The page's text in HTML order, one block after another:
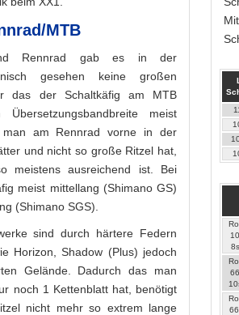
MTB
Rennrad gab es in der
gesehen keine großen
das der Schaltkäfig am MTB
meist
am Rennrad vorne in der
und nicht so große Ritzel hat,
meistens ausreichend ist. Bei
meist mittellang (Shimano GS)
(Shimano SGS).
sind durch härtere Federn
Horizon, Shadow (Plus) jedoch
Gelände. Dadurch das man
noch 1 Kettenblatt hat, benötigt
nicht mehr so extrem lange